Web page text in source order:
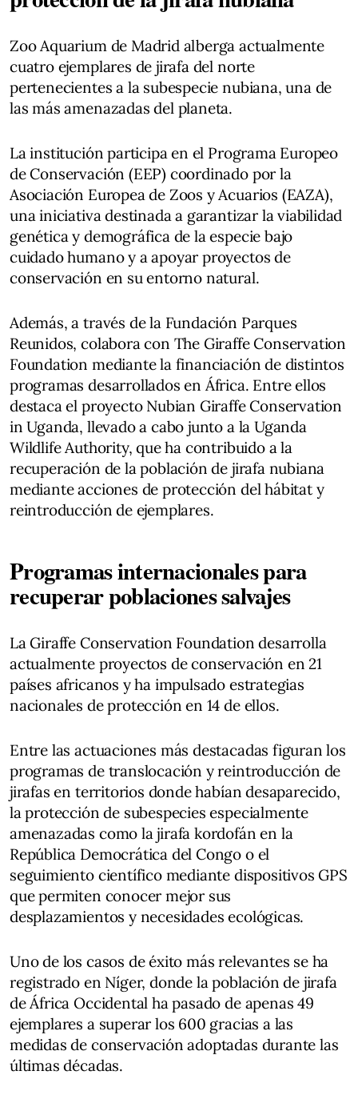
Zoo Aquarium de Madrid alberga actualmente
cuatro ejemplares de jirafa del norte
pertenecientes a la subespecie nubiana, una de
las más amenazadas del planeta.
La institución participa en el Programa Europeo
de Conservación (EEP) coordinado por la
Asociación Europea de Zoos y Acuarios (EAZA),
una iniciativa destinada a garantizar la viabilidad
genética y demográfica de la especie bajo
cuidado humano y a apoyar proyectos de
conservación en su entorno natural.
Además, a través de la Fundación Parques
Reunidos, colabora con The Giraffe Conservation
Foundation mediante la financiación de distintos
programas desarrollados en África. Entre ellos
destaca el proyecto Nubian Giraffe Conservation
in Uganda, llevado a cabo junto a la Uganda
Wildlife Authority, que ha contribuido a la
recuperación de la población de jirafa nubiana
mediante acciones de protección del hábitat y
reintroducción de ejemplares.
Programas internacionales para
recuperar poblaciones salvajes
La Giraffe Conservation Foundation desarrolla
actualmente proyectos de conservación en 21
países africanos y ha impulsado estrategias
nacionales de protección en 14 de ellos.
Entre las actuaciones más destacadas figuran los
programas de translocación y reintroducción de
jirafas en territorios donde habían desaparecido,
la protección de subespecies especialmente
amenazadas como la jirafa kordofán en la
República Democrática del Congo o el
seguimiento científico mediante dispositivos GPS
que permiten conocer mejor sus
desplazamientos y necesidades ecológicas.
Uno de los casos de éxito más relevantes se ha
registrado en Níger, donde la población de jirafa
de África Occidental ha pasado de apenas 49
ejemplares a superar los 600 gracias a las
medidas de conservación adoptadas durante las
últimas décadas.